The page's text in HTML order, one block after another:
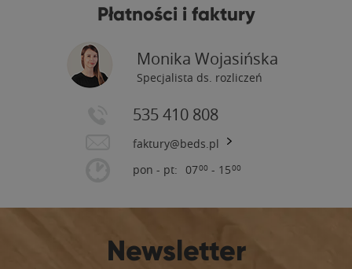
Płatności i faktury
Monika Wojasińska
Specjalista ds. rozliczeń
535 410 808
faktury@beds.pl
pon - pt: 0700 - 1500
Newsletter